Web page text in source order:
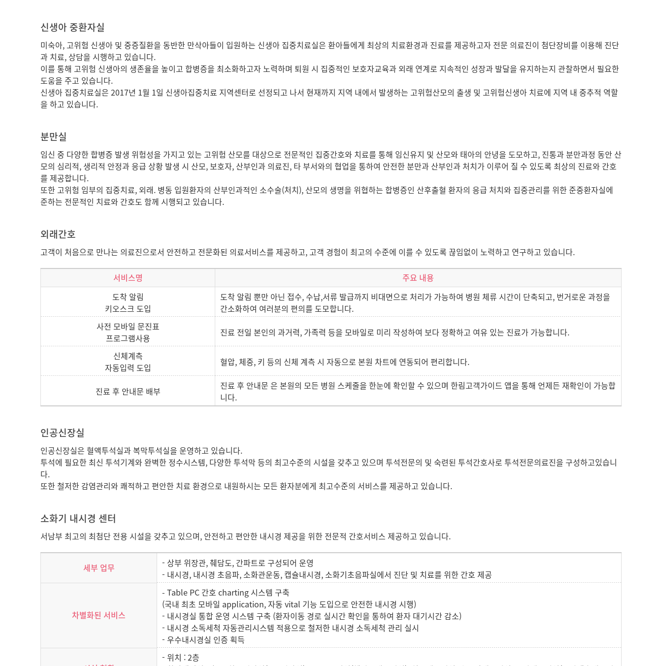
신생아 중환자실
미숙아, 고위험 신생아 및 중증질환을 동반한 만삭아들이 입원하는 신생아 집중치료실은 환아들에게 최상의 치료환경과 진료를 제공하고자 전문 의료진이 첨단장비를 이용해 진단
과 치료, 상담을 시행하고 있습니다.
이를 통해 고위험 신생아의 생존율을 높이고 합병증을 최소화하고자 노력하며 퇴원 시 집중적인 보호자교육과 외래 연계로 지속적인 성장과 발달을 유지하는지 관찰하면서 필요한
도움을 주고 있습니다.
신생아 집중치료실은 2017년 1월 1일 신생아집중치료 지역센터로 선정되고 나서 현재까지 지역 내에서 발생하는 고위험산모의 출생 및 고위험신생아 치료에 지역 내 중추적 역할
을 하고 있습니다.
분만실
임신 중 다양한 합병증 발생 위험성을 가지고 있는 고위험 산모를 대상으로 전문적인 집중간호와 치료를 통해 임신유지 및 산모와 태아의 안녕을 도모하고, 진통과 분만과정 동안 산
모의 심리적, 생리적 안정과 응급 상황 발생 시 산모, 보호자, 산부인과 의료진, 타 부서와의 협업을 통하여 안전한 분만과 산부인과 처치가 이루어 질 수 있도록 최상의 진료와 간호
를 제공합니다.
또한 고위험 임부의 집중치료, 외래. 병동 입원환자의 산부인과적인 소수술(처치), 산모의 생명을 위협하는 합병증인 산후출혈 환자의 응급 처치와 집중관리를 위한 준중환자실에
준하는 전문적인 치료와 간호도 함께 시행되고 있습니다.
외래간호
고객이 처음으로 만나는 의료진으로서 안전하고 전문화된 의료서비스를 제공하고, 고객 경험이 최고의 수준에 이를 수 있도록 끊임없이 노력하고 연구하고 있습니다.
서비스명 주요 내용
도착 알림
키오스크 도입
도착 알림 뿐만 아닌 접수, 수납,서류 발급까지 비대면으로 처리가 가능하여 병원 체류 시간이 단축되고, 번거로운 과정을
간소화하여 여러분의 편의를 도모합니다.
사전 모바일 문진표
프로그램사용
진료 전일 본인의 과거력, 가족력 등을 모바일로 미리 작성하여 보다 정확하고 여유 있는 진료가 가능합니다.
신체계측
자동입력 도입
혈압, 체중, 키 등의 신체 계측 시 자동으로 본원 차트에 연동되어 편리합니다.
진료 후 안내문 배부
진료 후 안내문 은 본원의 모든 병원 스케줄을 한눈에 확인할 수 있으며 한림고객가이드 앱을 통해 언제든 재확인이 가능합
니다.
인공신장실
인공신장실은 혈액투석실과 복막투석실을 운영하고 있습니다.
투석에 필요한 최신 투석기계와 완벽한 정수시스템, 다양한 투석막 등의 최고수준의 시설을 갖추고 있으며 투석전문의 및 숙련된 투석간호사로 투석전문의료진을 구성하고있습니
다.
또한 철저한 감염관리와 쾌적하고 편안한 치료 환경으로 내원하시는 모든 환자분에게 최고수준의 서비스를 제공하고 있습니다.
소화기 내시경 센터
서남부 최고의 최첨단 전용 시설을 갖추고 있으며, 안전하고 편안한 내시경 제공을 위한 전문적 간호서비스 제공하고 있습니다.
세부 업무
- 상부 위장관, 췌담도, 간파트로 구성되어 운영
- 내시경, 내시경 초음파, 소화관운동, 캡슐내시경, 소화기초음파실에서 진단 및 치료를 위한 간호 제공
차별화된 서비스
- Table PC 간호 charting 시스템 구축
(국내 최초 모바일 application, 자동 vital 기능 도입으로 안전한 내시경 시행)
- 내시경실 통합 운영 시스템 구축 (환자이동 경로 실시간 확인을 통하여 환자 대기시간 감소)
- 내시경 소독세척 자동관리시스템 적용으로 철저한 내시경 소독세척 관리 실시
- 우수내시경실 인증 획득
- 위치 : 2층